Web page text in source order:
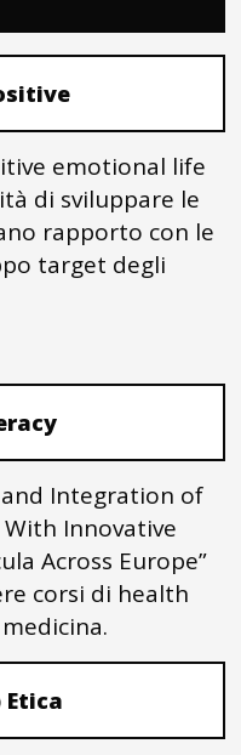
emotional life
di sviluppare le
rapporto con le
target degli
Integration of
Innovative
Across Europe”
corsi di health
Etica